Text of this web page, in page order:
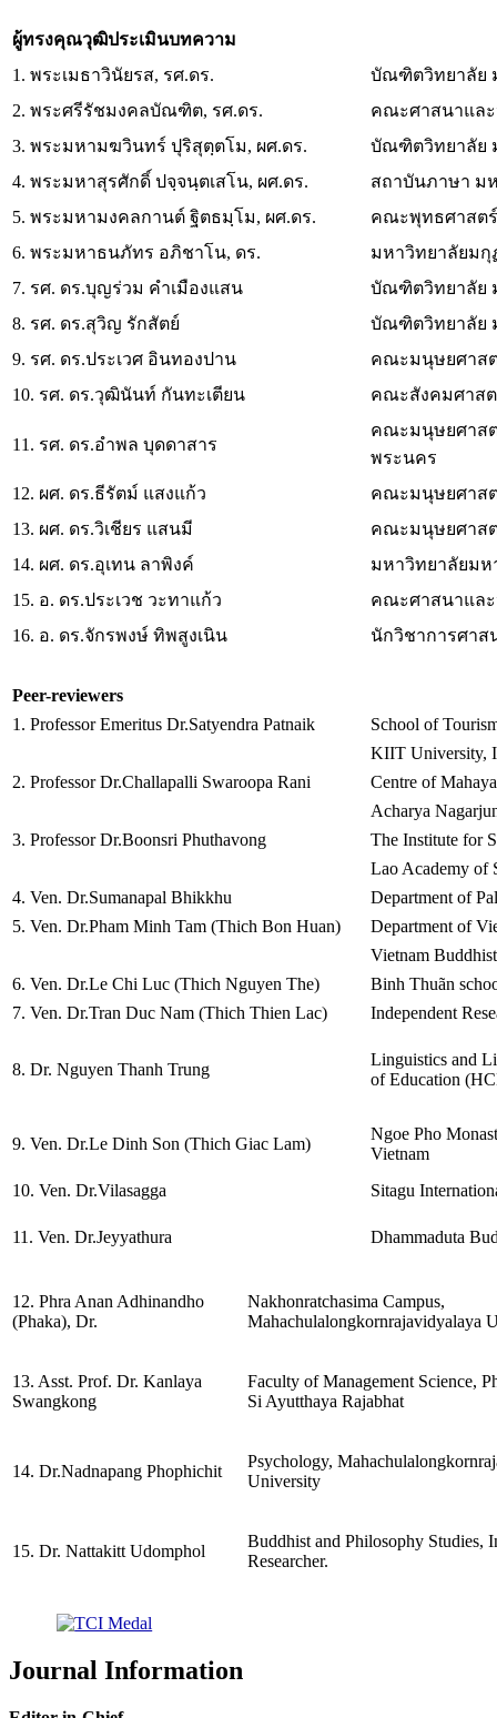
ผู้ทรงคุณวุฒิประเมินบทความ
1. พระเมธาวินัยรส, รศ.ดร.
บัณฑิตวิทยาลัย
2. พระศรีรัชมงคลบัณฑิต, รศ.ดร.
คณะศาสนาแล
3. พระมหามฆวินทร์ ปุริสุตฺตโม, ผศ.ดร.
บัณฑิตวิทยาลัย
4. พระมหาสุรศักดิ์ ปจฺจนฺตเสโน, ผศ.ดร.
สถาบันภาษา ม
5. พระมหามงคลกานต์ ฐิตธมฺโม, ผศ.ดร.
คณะพุทธศาสต
6. พระมหาธนภัทร อภิชาโน, ดร.
มหาวิทยาลัยมกุ
7. รศ. ดร.บุญร่วม คำเมืองแสน
บัณฑิตวิทยาลัย
8. รศ. ดร.สุวิญ รักสัตย์
บัณฑิตวิทยาลัย
9. รศ. ดร.ประเวศ อินทองปาน
คณะมนุษยศาส
10. รศ. ดร.วุฒินันท์ กันทะเตียน
คณะสังคมศาส
11. รศ. ดร.อำพล บุดดาสาร
คณะมนุษยศาส
พระนคร
12. ผศ. ดร.ธีรัตม์ แสงแก้ว
คณะมนุษยศาส
13. ผศ. ดร.วิเชียร แสนมี
คณะมนุษยศาส
14. ผศ. ดร.อุเทน ลาพิงค์
มหาวิทยาลัยมห
15. อ. ดร.ประเวช วะทาแก้ว
คณะศาสนาแล
16. อ. ดร.จักรพงษ์ ทิพสูงเนิน
นักวิชาการศาส
Peer-reviewers
1. Professor Emeritus Dr.Satyendra Patnaik
School of
KIIT University,
2. Professor Dr.Challapalli Swaroopa Rani
Centre of
Acharya
3. Professor Dr.Boonsri Phuthavong
The Institute for
Lao Academy of
4. Ven. Dr.Sumanapal Bhikkhu
Department of
5. Ven. Dr.Pham Minh Tam (Thich Bon Huan)
Department of
Vietnam
6. Ven. Dr.Le Chi Luc (Thich Nguyen The)
Binh Thuãn
7. Ven. Dr.Tran Duc Nam (Thich Thien Lac)
Independent
8. Dr. Nguyen Thanh Trung
Linguistics and
of Education
9. Ven. Dr.Le Dinh Son (Thich Giac Lam)
Ngoe Pho
Vietnam
10. Ven. Dr.Vilasagga
Sitagu
11. Ven. Dr.Jeyyathura Dhammaduta
12. Phra Anan Adhinandho
(Phaka), Dr.
Nakhonratchasima Campus,
Mahachulalongkornrajavidyalaya
13. Asst. Prof. Dr. Kanlaya
Swangkong
Faculty of Management Science,
Si Ayutthaya Rajabhat
14. Dr.Nadnapang Phophichit
Psychology,
University
15. Dr. Nattakitt Udomphol
Buddhist and Philosophy Studies,
Researcher.
Journal Information